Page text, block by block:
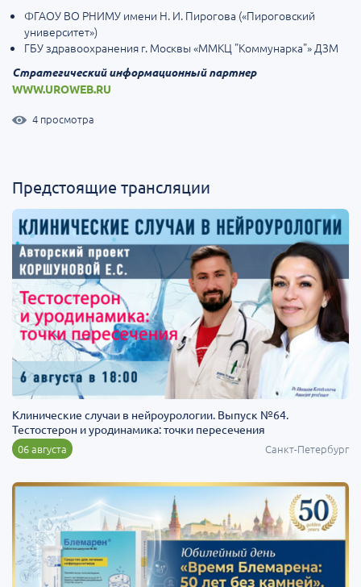
ФГАОУ ВО РНИМУ имени Н. И. Пирогова («Пироговский
университет»)
ГБУ здравоохранения г. Москвы «ММКЦ "Коммунарка"» ДЗМ
Стратегический информационный партнер
WWW.UROWEB.RU
4 просмотра
Предстоящие трансляции
Клинические случаи в нейроурологии. Выпуск №64.
Тестостерон и уродинамика: точки пересечения
06 августа Санкт-Петербург